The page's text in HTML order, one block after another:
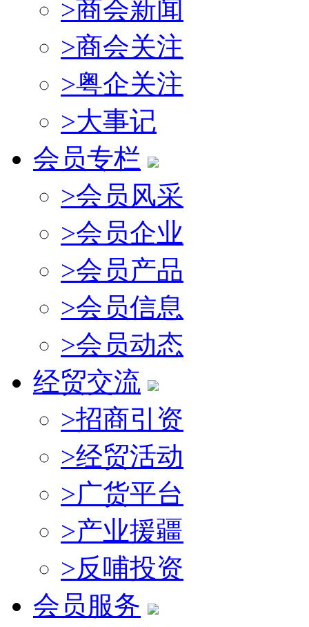
>商会新闻
>商会关注
>粤企关注
>大事记
会员专栏
>会员风采
>会员企业
>会员产品
>会员信息
>会员动态
经贸交流
>招商引资
>经贸活动
>广货平台
>产业援疆
>反哺投资
会员服务